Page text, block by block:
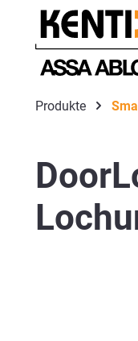
Zur
Produkte